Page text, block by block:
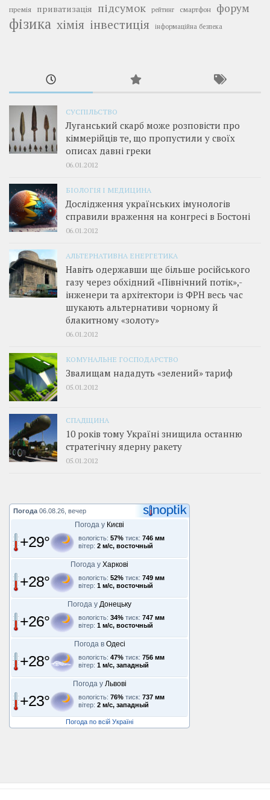
премія приватизація підсумок рейтинг смартфон форум
фізика хімія інвестиція інформаційна безпека
СУСПІЛЬСТВО
Луганський скарб може розповісти про
кіммерійців те, що пропустили у своїх
описах давні греки
06.01.2012
БІОЛОГІЯ І МЕДИЦИНА
Дослідження українських імунологів
справили враження на конгресі в Бостоні
06.01.2012
АЛЬТЕРНАТИВНА ЕНЕРГЕТИКА
Навіть одержавши ще більше російського
газу через обхідний «Північний потік»,­
інженери та архітектори із ФРН весь час
шукають альтернативи чорному й
блакитному «золоту»
06.01.2012
КОМУНАЛЬНЕ ГОСПОДАРСТВО
Звалищам нададуть «зелений» тариф
05.01.2012
СПАДЩИНА
10 років тому Україні знищила останню
стратегічну ядерну ракету
05.01.2012
Погода 06.08.26, вечер
Погода у Києві
+29° вологість: 57% тиск: 746 мм
вітер: 2 м/с, восточный
Погода у Харкові
+28° вологість: 52% тиск: 749 мм
вітер: 1 м/с, восточный
Погода у Донецьку
+26° вологість: 34% тиск: 747 мм
вітер: 1 м/с, восточный
Погода в Одесі
+28° вологість: 47% тиск: 756 мм
вітер: 1 м/с, западный
Погода у Львові
+23° вологість: 76% тиск: 737 мм
вітер: 2 м/с, западный
Погода по всій Україні